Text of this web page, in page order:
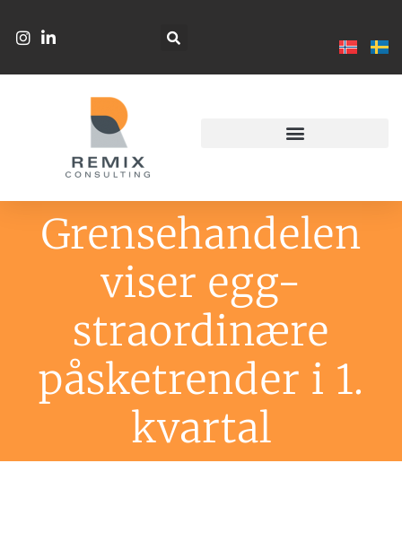
Grensehandelen
viser egg-
straordinære
påsketrender i 1.
kvartal